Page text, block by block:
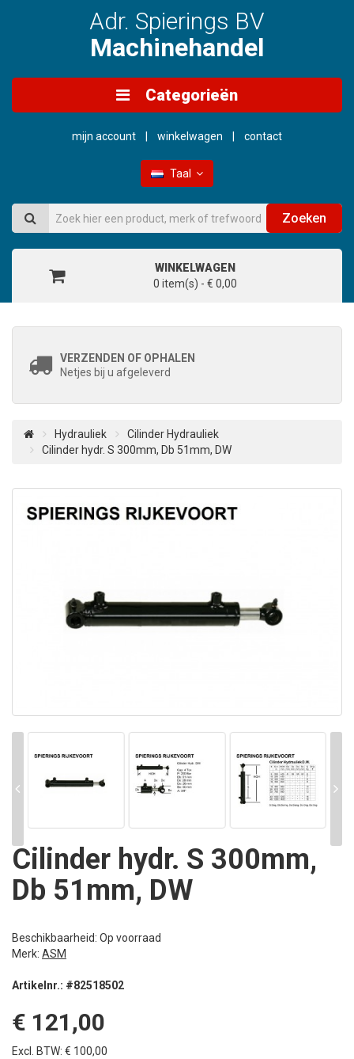
Adr. Spierings BV
Machinehandel
Categorieën
mijn account winkelwagen contact
Taal
Zoeken
WINKELWAGEN
0 item(s) - € 0,00
VERZENDEN OF OPHALEN
Netjes bij u afgeleverd
Hydrauliek
Cilinder Hydrauliek
Cilinder hydr. S 300mm, Db 51mm, DW
Cilinder hydr. S 300mm,
Db 51mm, DW
Beschikbaarheid: Op voorraad
Merk: ASM
Artikelnr.: #82518502
€ 121,00
Excl. BTW: € 100,00